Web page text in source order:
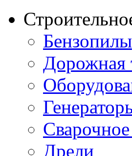
Бензопилы
Дорожная
Дрели